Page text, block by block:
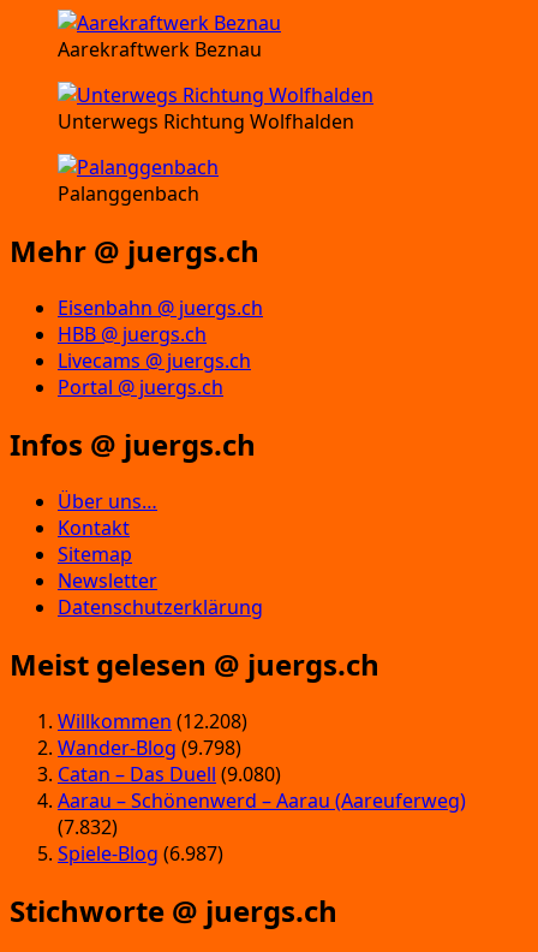
Aarekraftwerk Beznau
Unterwegs Richtung Wolfhalden
Palanggenbach
Mehr @ juergs.ch
Eisenbahn @ juergs.ch
HBB @ juergs.ch
Livecams @ juergs.ch
Portal @ juergs.ch
Infos @ juergs.ch
Über uns…
Kontakt
Sitemap
Newsletter
Datenschutzerklärung
Meist gelesen @ juergs.ch
Willkommen (12.208)
Wander-Blog (9.798)
Catan – Das Duell (9.080)
Aarau – Schönenwerd – Aarau (Aareuferweg)
(7.832)
Spiele-Blog (6.987)
Stichworte @ juergs.ch